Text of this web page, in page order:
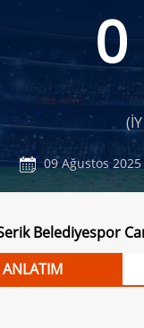
09 Ağustos
Belediyespor